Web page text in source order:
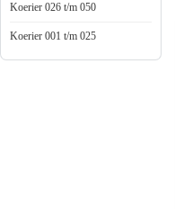
Koerier 026 t/m 050
Koerier 001 t/m 025